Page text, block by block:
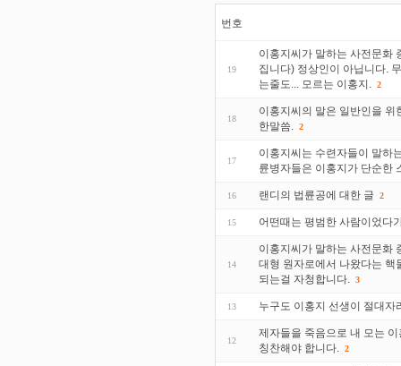
번호
19
이홍지씨가 말하는 사전문화
집니다) 정상인이 아닙니다.
는줄도... 모르는 이홍지.
2
18
이홍지씨의 말은 일반인을
한말씀.
2
17
이홍지씨는 수련자들이 말하
륜병자들은 이홍지가 단순한
16 랜디의 법륜공에 대한 글 2
15 어떤때는 평범한 사람이었다
14
이홍지씨가 말하는 사전문화
대형 원자로에서 나왔다는 핵
되는걸 자청합니다.
3
13 누구도 이홍지 선생이 절대
12
제자들을 죽음으로 내 모는
칭찬해야 합니다.
2